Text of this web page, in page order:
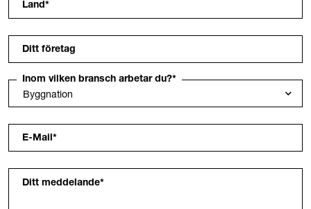
Land*
Ditt företag
Inom vilken bransch arbetar du?*
E-Mail*
Ditt meddelande*